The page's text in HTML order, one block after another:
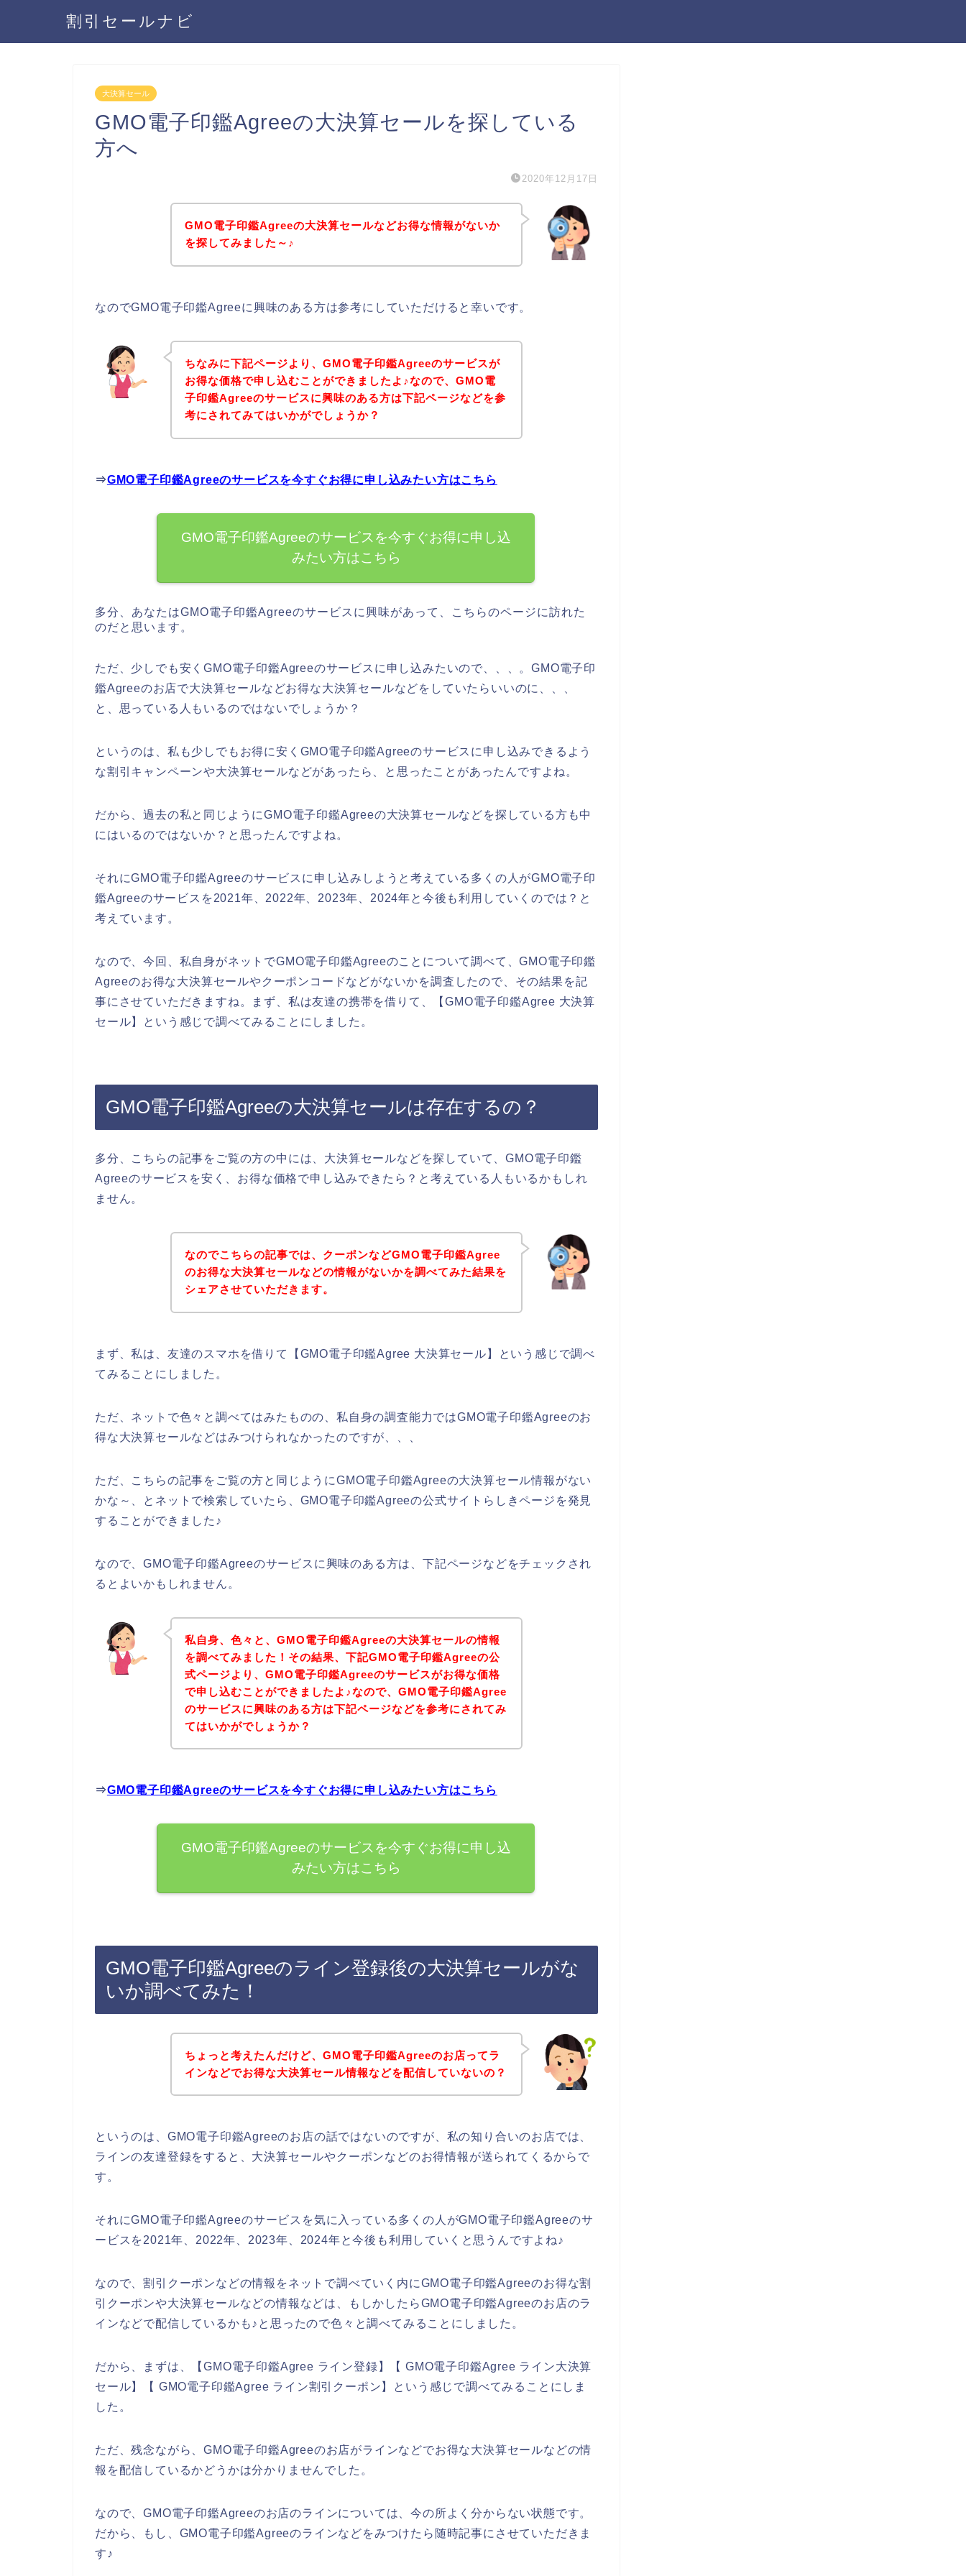
割引セールナビ
大決算セール
GMO電子印鑑Agreeの大決算セールを探している
方へ
2020年12月17日
GMO電子印鑑Agreeの大決算セールなどお得な情報がないか
を探してみました～♪
なのでGMO電子印鑑Agreeに興味のある方は参考にしていただけると幸いです。
ちなみに下記ページより、GMO電子印鑑Agreeのサービスが
お得な価格で申し込むことができましたよ♪なので、GMO電
子印鑑Agreeのサービスに興味のある方は下記ページなどを参
考にされてみてはいかがでしょうか？
⇒GMO電子印鑑Agreeのサービスを今すぐお得に申し込みたい方はこちら
GMO電子印鑑Agreeのサービスを今すぐお得に申し込
みたい方はこちら
多分、あなたはGMO電子印鑑Agreeのサービスに興味があって、こちらのページに訪れた
のだと思います。
ただ、少しでも安くGMO電子印鑑Agreeのサービスに申し込みたいので、、、。GMO電子印
鑑Agreeのお店で大決算セールなどお得な大決算セールなどをしていたらいいのに、、、
と、思っている人もいるのではないでしょうか？
というのは、私も少しでもお得に安くGMO電子印鑑Agreeのサービスに申し込みできるよう
な割引キャンペーンや大決算セールなどがあったら、と思ったことがあったんですよね。
だから、過去の私と同じようにGMO電子印鑑Agreeの大決算セールなどを探している方も中
にはいるのではないか？と思ったんですよね。
それにGMO電子印鑑Agreeのサービスに申し込みしようと考えている多くの人がGMO電子印
鑑Agreeのサービスを2021年、2022年、2023年、2024年と今後も利用していくのでは？と
考えています。
なので、今回、私自身がネットでGMO電子印鑑Agreeのことについて調べて、GMO電子印鑑
Agreeのお得な大決算セールやクーポンコードなどがないかを調査したので、その結果を記
事にさせていただきますね。まず、私は友達の携帯を借りて、【GMO電子印鑑Agree 大決算
セール】という感じで調べてみることにしました。
GMO電子印鑑Agreeの大決算セールは存在するの？
多分、こちらの記事をご覧の方の中には、大決算セールなどを探していて、GMO電子印鑑
Agreeのサービスを安く、お得な価格で申し込みできたら？と考えている人もいるかもしれ
ません。
なのでこちらの記事では、クーポンなどGMO電子印鑑Agree
のお得な大決算セールなどの情報がないかを調べてみた結果を
シェアさせていただきます。
まず、私は、友達のスマホを借りて【GMO電子印鑑Agree 大決算セール】という感じで調べ
てみることにしました。
ただ、ネットで色々と調べてはみたものの、私自身の調査能力ではGMO電子印鑑Agreeのお
得な大決算セールなどはみつけられなかったのですが、、、
ただ、こちらの記事をご覧の方と同じようにGMO電子印鑑Agreeの大決算セール情報がない
かな～、とネットで検索していたら、GMO電子印鑑Agreeの公式サイトらしきページを発見
することができました♪
なので、GMO電子印鑑Agreeのサービスに興味のある方は、下記ページなどをチェックされ
るとよいかもしれません。
私自身、色々と、GMO電子印鑑Agreeの大決算セールの情報
を調べてみました！その結果、下記GMO電子印鑑Agreeの公
式ページより、GMO電子印鑑Agreeのサービスがお得な価格
で申し込むことができましたよ♪なので、GMO電子印鑑Agree
のサービスに興味のある方は下記ページなどを参考にされてみ
てはいかがでしょうか？
⇒GMO電子印鑑Agreeのサービスを今すぐお得に申し込みたい方はこちら
GMO電子印鑑Agreeのサービスを今すぐお得に申し込
みたい方はこちら
GMO電子印鑑Agreeのライン登録後の大決算セールがな
いか調べてみた！
ちょっと考えたんだけど、GMO電子印鑑Agreeのお店ってラ
インなどでお得な大決算セール情報などを配信していないの？
というのは、GMO電子印鑑Agreeのお店の話ではないのですが、私の知り合いのお店では、
ラインの友達登録をすると、大決算セールやクーポンなどのお得情報が送られてくるからで
す。
それにGMO電子印鑑Agreeのサービスを気に入っている多くの人がGMO電子印鑑Agreeのサ
ービスを2021年、2022年、2023年、2024年と今後も利用していくと思うんですよね♪
なので、割引クーポンなどの情報をネットで調べていく内にGMO電子印鑑Agreeのお得な割
引クーポンや大決算セールなどの情報などは、もしかしたらGMO電子印鑑Agreeのお店のラ
インなどで配信しているかも♪と思ったので色々と調べてみることにしました。
だから、まずは、【GMO電子印鑑Agree ライン登録】【 GMO電子印鑑Agree ライン大決算
セール】【 GMO電子印鑑Agree ライン割引クーポン】という感じで調べてみることにしま
した。
ただ、残念ながら、GMO電子印鑑Agreeのお店がラインなどでお得な大決算セールなどの情
報を配信しているかどうかは分かりませんでした。
なので、GMO電子印鑑Agreeのお店のラインについては、今の所よく分からない状態です。
だから、もし、GMO電子印鑑Agreeのラインなどをみつけたら随時記事にさせていただきま
す♪